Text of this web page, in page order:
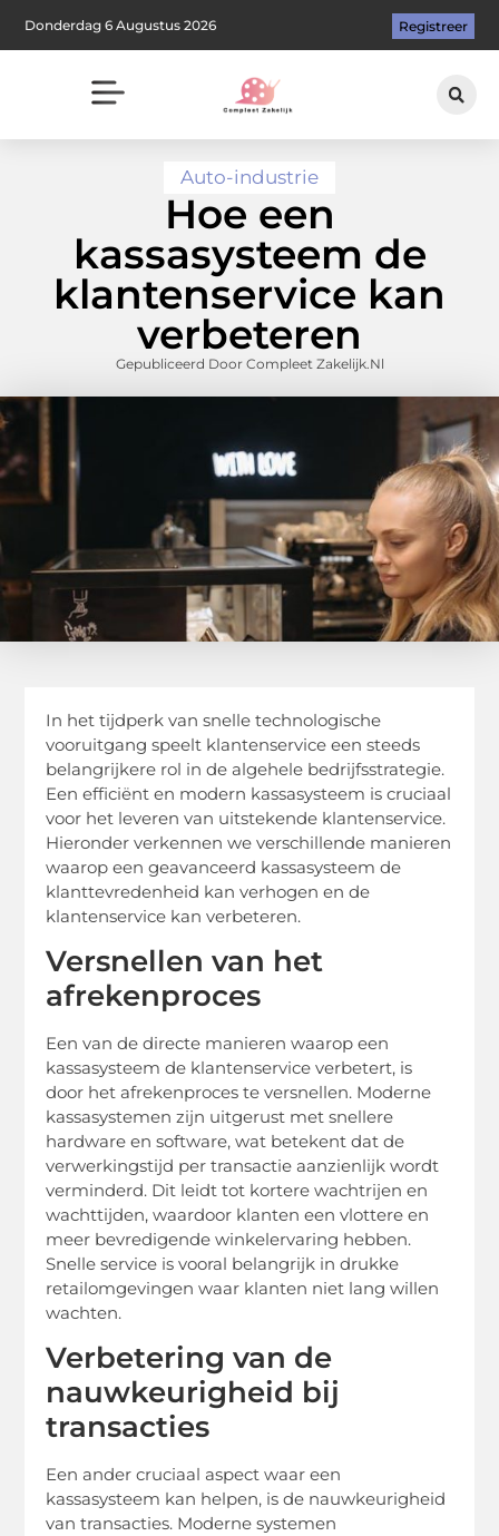
Donderdag 6 Augustus 2026 Registreer
Auto-industrie
Hoe een
kassasysteem de
klantenservice kan
verbeteren
Gepubliceerd Door Compleet Zakelijk.nl
In het tijdperk van snelle technologische
vooruitgang speelt klantenservice een steeds
belangrijkere rol in de algehele bedrijfsstrategie.
Een efficiënt en modern kassasysteem is cruciaal
voor het leveren van uitstekende klantenservice.
Hieronder verkennen we verschillende manieren
waarop een geavanceerd kassasysteem de
klanttevredenheid kan verhogen en de
klantenservice kan verbeteren.
Versnellen van het
afrekenproces
Een van de directe manieren waarop een
kassasysteem de klantenservice verbetert, is
door het afrekenproces te versnellen. Moderne
kassasystemen zijn uitgerust met snellere
hardware en software, wat betekent dat de
verwerkingstijd per transactie aanzienlijk wordt
verminderd. Dit leidt tot kortere wachtrijen en
wachttijden, waardoor klanten een vlottere en
meer bevredigende winkelervaring hebben.
Snelle service is vooral belangrijk in drukke
retailomgevingen waar klanten niet lang willen
wachten.
Verbetering van de
nauwkeurigheid bij
transacties
Een ander cruciaal aspect waar een
kassasysteem kan helpen, is de nauwkeurigheid
van transacties. Moderne systemen